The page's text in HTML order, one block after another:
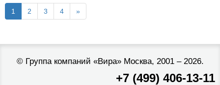
1 2 3 4 »
© Группа компаний «Вира»Москва, 2001 – 2026.
+7 (499) 406-13-11